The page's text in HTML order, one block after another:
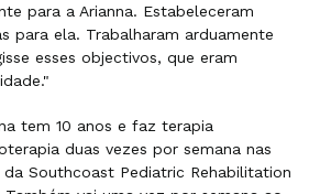
para a Arianna. Estabeleceram
para ela. Trabalharam arduamente
esses objectivos, que eram
tem 10 anos e faz terapia
duas vezes por semana nas
Southcoast Pediatric Rehabilitation